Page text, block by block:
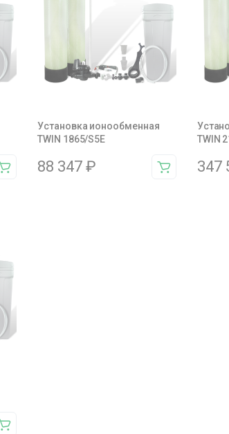
Установка ионообменная
TWIN 1865/S5E
88 347 ₽
TWIN
347